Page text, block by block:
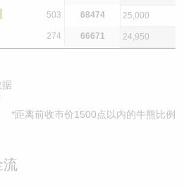
503 68474 25,000
274 66671 24,950
*距离前收巿价1500点以内的牛熊比例
流